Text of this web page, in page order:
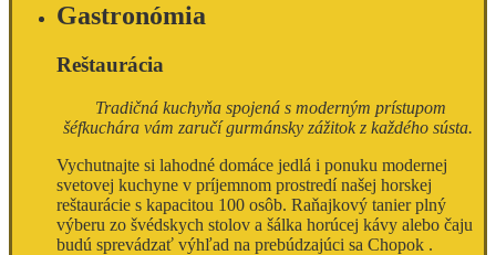
Gastronómia
Reštaurácia
Tradičná kuchyňa spojená s moderným prístupom
šéfkuchára vám zaručí gurmánsky zážitok z každého sústa.
Vychutnajte si lahodné domáce jedlá i ponuku modernej
svetovej kuchyne v príjemnom prostredí našej horskej
reštaurácie s kapacitou 100 osôb. Raňajkový tanier plný
výberu zo švédskych stolov a šálka horúcej kávy alebo čaju
budú sprevádzať výhľad na prebúdzajúci sa Chopok .